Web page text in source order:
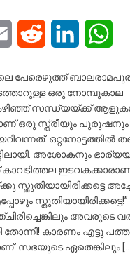
Email Reddit LinkedIn
പേരെഴുത്ത്
ഒരു നോമ്പുകാല
കഴിഞ്ഞ് സന്ധ്യയ്ക്ക്
ഒരു സ്ത്രീയും
ഒറ്റനോട്ടത്തിൽ
അശോകനും
സ്തുതിയായിരിക്കട്ടെ
അവരുടെ
കാരണം എട്ടു
സഭയുടെ ഏതെങ്കിലും […]